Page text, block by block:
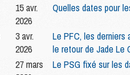
15 avr.
2026
Quelles dates pour
3 avr.
2026
Le PFC, les derniers
le retour de Jade Le
27 mars
Le PSG fixé sur les